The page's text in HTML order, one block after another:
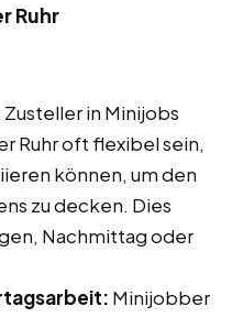
Ruhr
Zusteller in Minijobs
Ruhr oft flexibel sein,
können, um den
zu decken. Dies
Nachmittag oder
Minijobber